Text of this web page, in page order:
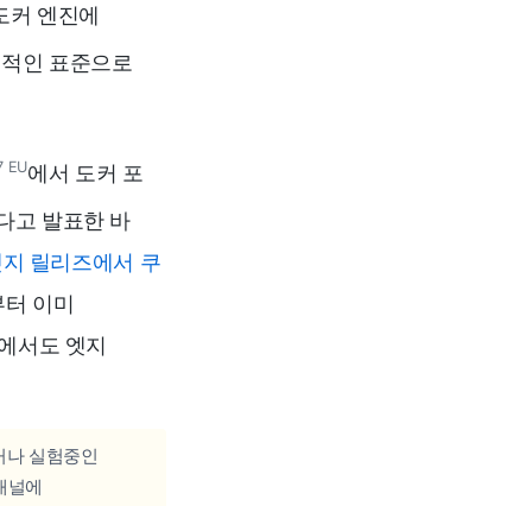
커 엔진에
인 표준으로
EU에서 도커 포
고 발표한 바
릴리즈에서 쿠
이미
서도 엣지
실험중인
널에